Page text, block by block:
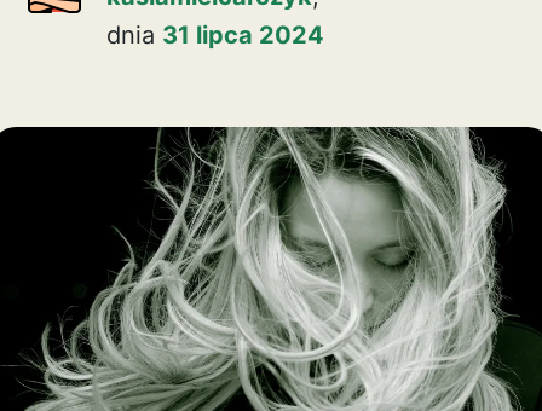
dnia 31 lipca 2024